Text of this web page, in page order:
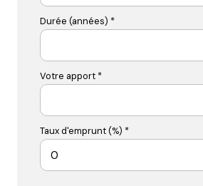
Durée (années) *
Votre apport *
Taux d'emprunt (%) *